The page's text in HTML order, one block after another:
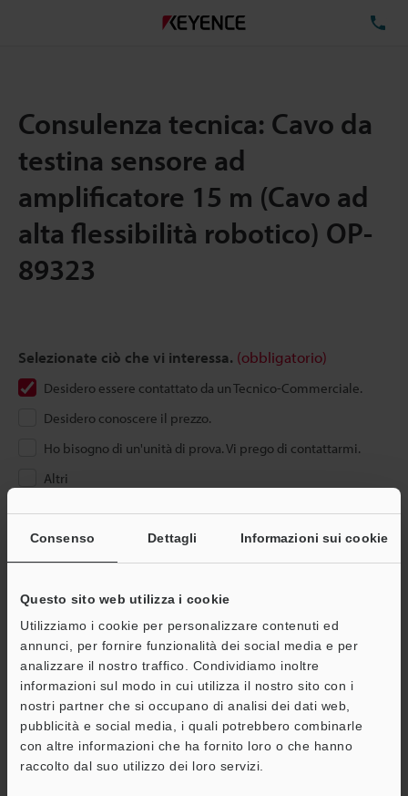
Consenso Dettagli Informazioni sui cookie
Questo sito web utilizza i cookie
Utilizziamo i cookie per personalizzare contenuti ed
annunci, per fornire funzionalità dei social media e per
analizzare il nostro traffico. Condividiamo inoltre
informazioni sul modo in cui utilizza il nostro sito con i
nostri partner che si occupano di analisi dei dati web,
pubblicità e social media, i quali potrebbero combinarle
con altre informazioni che ha fornito loro o che hanno
raccolto dal suo utilizzo dei loro servizi.
Consulenza tecnica: Cavo da
testina sensore ad
amplificatore 15 m (Cavo ad
alta flessibilità robotico) OP-
89323
Selezionate ciò che vi interessa. (obbligatorio)
Desidero essere contattato da un Tecnico-Commerciale.
Desidero conoscere il prezzo.
Ho bisogno di un'unità di prova. Vi prego di contattarmi.
Altri
Se non è ancora registrato, inserisca il suo indirizzo email qui
Indirizzo e-mail (obbligatorio)
Continua